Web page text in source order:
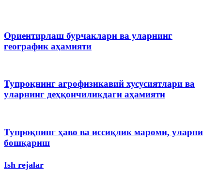
Ориентирлаш бурчаклари ва уларнинг
географик аҳамияти
Тупроқнинг агрофизикавий хусусиятлари ва
уларнинг деҳқончиликдаги аҳамияти
Тупроқнинг ҳаво ва иссиқлик мароми, уларни
бошқариш
Ish rejalar